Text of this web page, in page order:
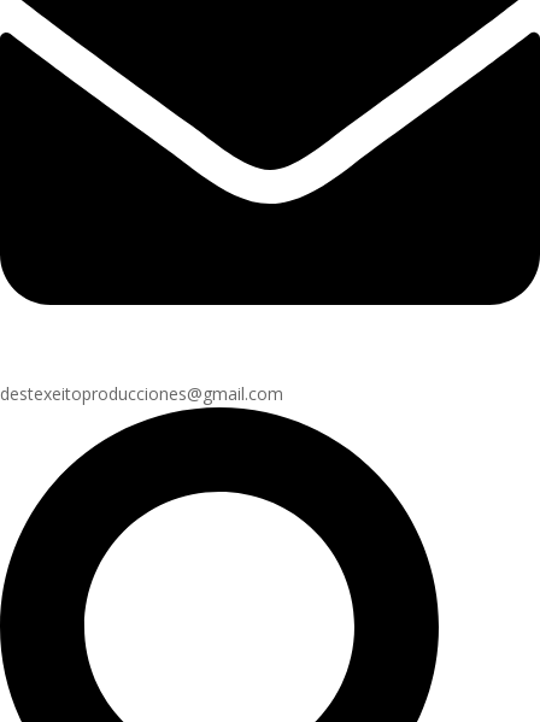
destexeitoproducciones@gmail.com